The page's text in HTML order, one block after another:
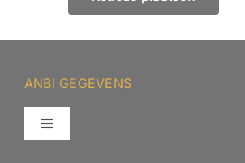
ANBI GEGEVENS
Toggle